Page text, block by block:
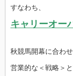
すなわち、
キャリーオー
秋競馬開幕に合わせ
営業的な＜戦略＞